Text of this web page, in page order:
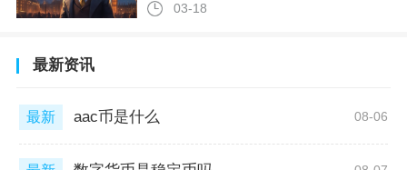
03-18
最新资讯
最新 aac币是什么 08-06